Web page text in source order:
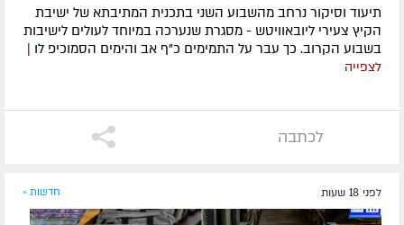
תיעוד וסיקור נרחב מהשבוע השני בתכנית המתיבתא של ישיבת
הקיץ צעירי ליובאוויטש - מסגרת שנערכה במיוחד לעולים לישיבות
בשבוע הקרוב. כך עבר על התמימים כ"ף אב והימים הסמוכיפ לו |
לצפייה
לכתבה
לפני 18 שעות חדשות »